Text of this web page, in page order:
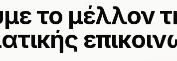
το μέλλον